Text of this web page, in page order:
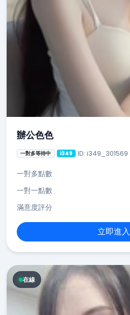
辦公色色
一對多等待中 i349 ID: i349_301569
一對多點數
一對一點數
滿意度評分
立即進入
在線